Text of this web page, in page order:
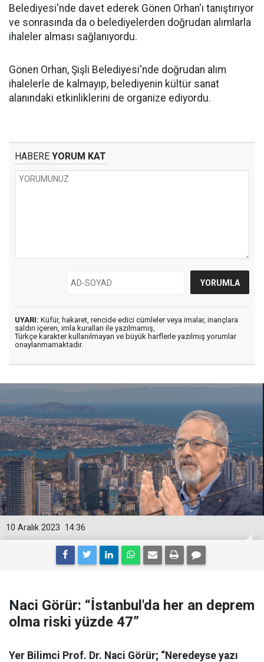
Belediyesi'nde davet ederek Gönen Orhan'ı tanıştırıyor
ve sonrasında da o belediyelerden doğrudan alımlarla
ihaleler alması sağlanıyordu.
Gönen Orhan, Şişli Belediyesi'nde doğrudan alım
ihalelerle de kalmayıp, belediyenin kültür sanat
alanındaki etkinliklerini de organize ediyordu.
HABERE YORUM KAT
UYARI: Küfür, hakaret, rencide edici cümleler veya imalar, inançlara
saldırı içeren, imla kuralları ile yazılmamış,
Türkçe karakter kullanılmayan ve büyük harflerle yazılmış yorumlar
onaylanmamaktadır.
14:36
10 Aralık 2023
Naci Görür: “İstanbul'da her an deprem
olma riski yüzde 47”
Yer Bilimci Prof. Dr. Naci Görür; “Neredeyse yazı